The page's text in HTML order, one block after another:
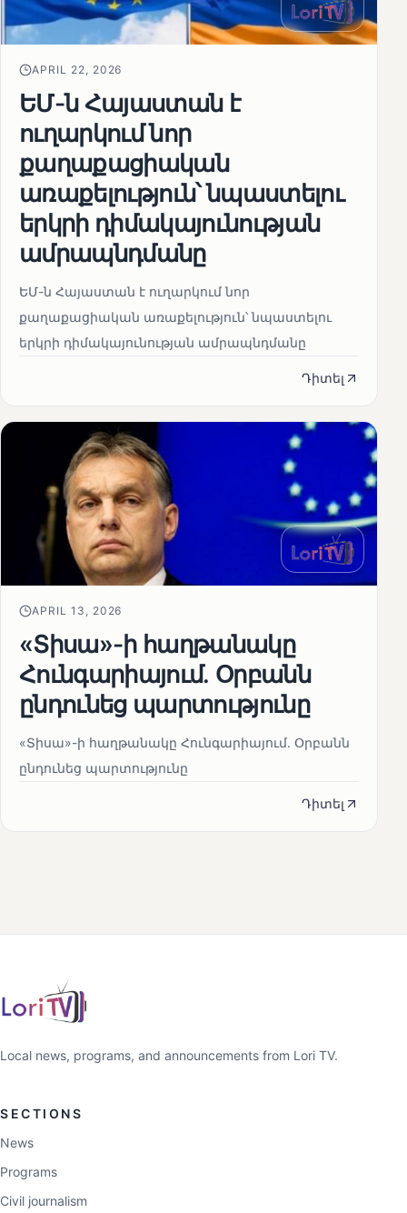
APRIL 22, 2026
ԵՄ-ն Հայաստան է
ուղարկում նոր
քաղաքացիական
առաքելություն՝ նպաստելու
երկրի դիմակայունության
ամրապնդմանը
ԵՄ-ն Հայաստան է ուղարկում նոր
քաղաքացիական առաքելություն՝ նպաստելու
երկրի դիմակայունության ամրապնդմանը
Դիտել
APRIL 13, 2026
«Տիսա»-ի հաղթանակը
Հունգարիայում․ Օրբանն
ընդունեց պարտությունը
«Տիսա»-ի հաղթանակը Հունգարիայում․ Օրբանն
ընդունեց պարտությունը
Դիտել
Local news, programs, and announcements from Lori TV.
SECTIONS
News
Programs
Civil journalism